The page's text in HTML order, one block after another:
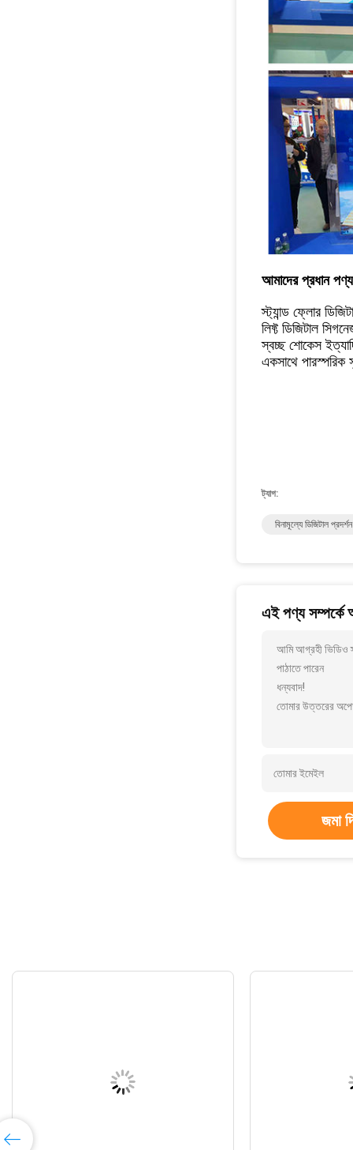
আমাদের প্রধান
স্ট্যান্ড ফ্লোর
লিফ্ট ডিজিটাল
স্বচ্ছ শোকেস
একসাথে
ট্যাগ:
বিনামূল্যে ডিজিটাল প্রদর্শন
এই পণ্য সম্পর্কে
আমি আগ্রহী ভিডিও
পাঠাতে পারেন
ধন্যবাদ!
তোমার উত্তরের
জমা